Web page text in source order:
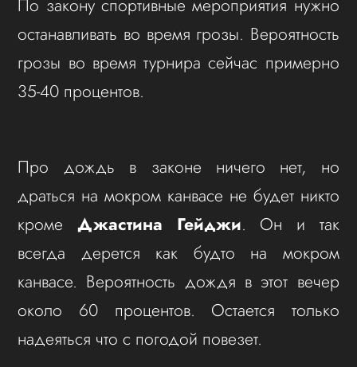
По закону спортивные мероприятия нужно
останавливать во время грозы. Вероятность
грозы во время турнира сейчас примерно
35-40 процентов.
Про дождь в законе ничего нет, но
драться на мокром канвасе не будет никто
кромеДжастина Гейджи. Он и так
всегда дерется как будто на мокром
канвасе. Вероятность дождя в этот вечер
около 60 процентов. Остается только
надеяться что с погодой повезет.